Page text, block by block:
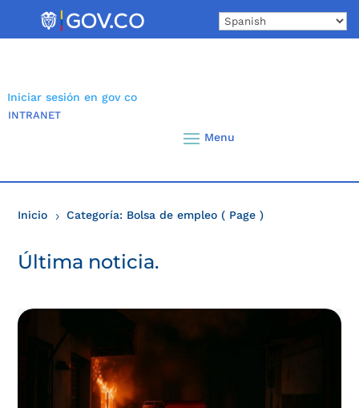
Iniciar sesión en gov co
INTRANET
Inicio 5 Categoría: Bolsa de empleo ( Page )
Última noticia.